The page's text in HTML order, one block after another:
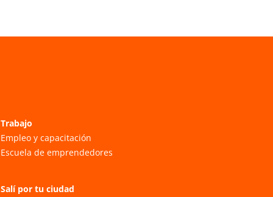
Trabajo
Empleo y capacitación
Escuela de emprendedores
Salí por tu ciudad